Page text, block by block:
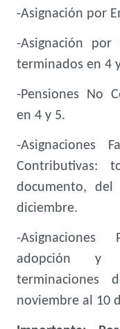
-Asignación por
-Asignación
terminados en 4
-Pensiones No
en 4 y 5.
-Asignaciones
Contributivas:
documento,
diciembre.
-
adopción y
terminaciones
noviembre al 10